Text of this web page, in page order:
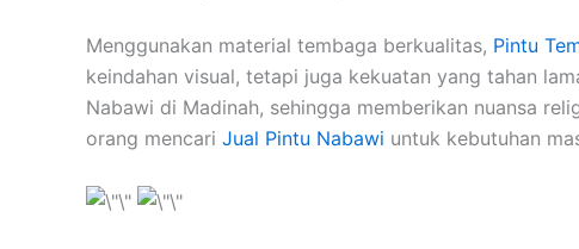
Menggunakan material tembaga berkualitas, Pintu
keindahan visual, tetapi juga kekuatan yang tahan
Nabawi di Madinah, sehingga memberikan nuansa
orang mencari Jual Pintu Nabawi untuk kebutuhan